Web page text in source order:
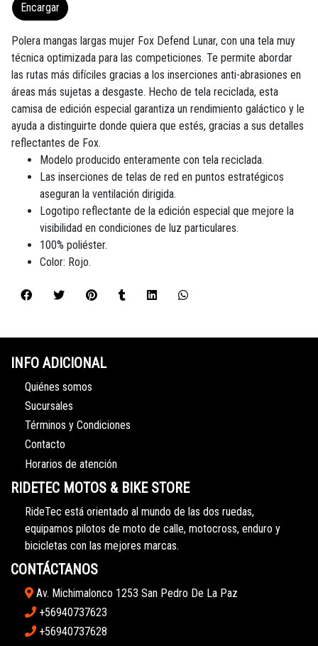
Encargar
Polera mangas largas mujer Fox Defend Lunar, con una tela muy
técnica optimizada para las competiciones. Te permite abordar
las rutas más difíciles gracias a los inserciones anti-abrasiones en
áreas más sujetas a desgaste. Hecho de tela reciclada, esta
camisa de edición especial garantiza un rendimiento galáctico y le
ayuda a distinguirte donde quiera que estés, gracias a sus detalles
reflectantes de Fox.
Modelo producido enteramente con tela reciclada.
Las inserciones de telas de red en puntos estratégicos
aseguran la ventilación dirigida.
Logotipo reflectante de la edición especial que mejore la
visibilidad en condiciones de luz particulares.
100% poliéster.
Color: Rojo.
INFO ADICIONAL
Quiénes somos
Sucursales
Términos y Condiciones
Contacto
Horarios de atención
RIDETEC MOTOS & BIKE STORE
RideTec está orientado al mundo de las dos ruedas,
equipamos pilotos de moto de calle, motocross, enduro y
bicicletas con las mejores marcas.
CONTÁCTANOS
Av. Michimalonco 1253 San Pedro De La Paz
+56940737623
+56940737628